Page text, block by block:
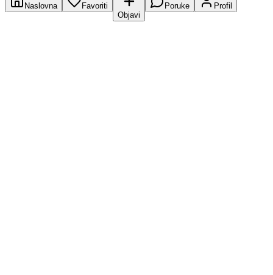
Naslovna
Favoriti
Objavi
Poruke Profil